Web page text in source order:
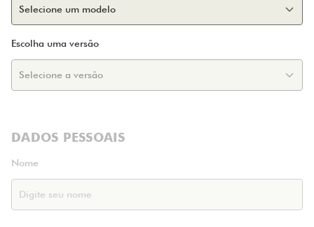
Escolha uma versão
DADOS PESSOAIS
Nome